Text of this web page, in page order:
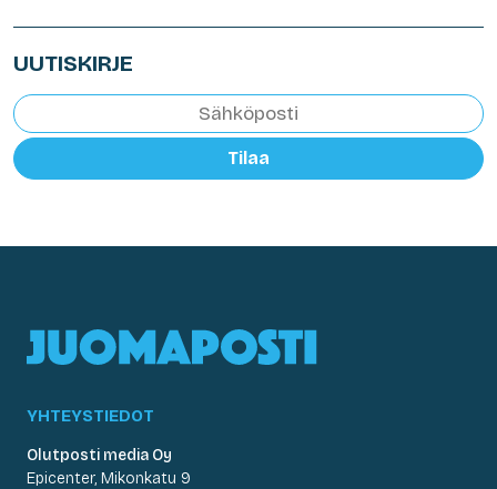
UUTISKIRJE
Tilaa
YHTEYSTIEDOT
Olutposti media Oy
Epicenter, Mikonkatu 9